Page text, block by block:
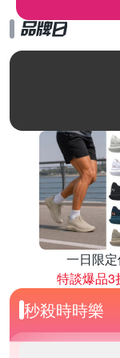
一日限
特談爆品3
秒殺時時樂